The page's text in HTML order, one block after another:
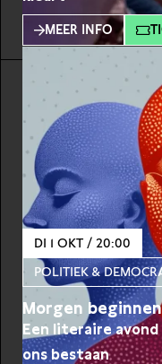
MEER INFO
DI 1 OKT / 20:00
POLITIEK &
Morgen
Een literaire avond
ons bestaan